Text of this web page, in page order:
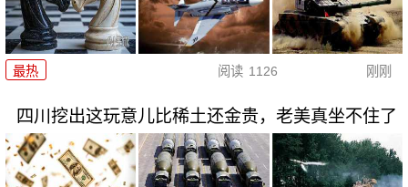
最热 阅读 1126 刚刚
四川挖出这玩意儿比稀土还金贵，老美真坐不住了